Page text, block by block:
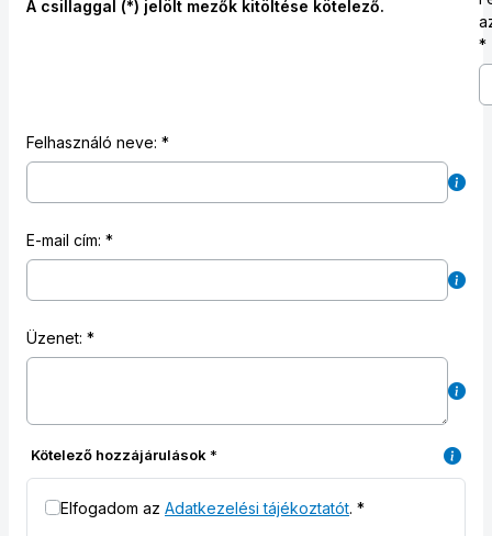
A csillaggal (*) jelölt mezők kitöltése kötelező.
Felhasználó neve:
E-mail cím:
Üzenet:
Kötelező hozzájárulások *
Elfogadom az Adatkezelési tájékoztatót. *